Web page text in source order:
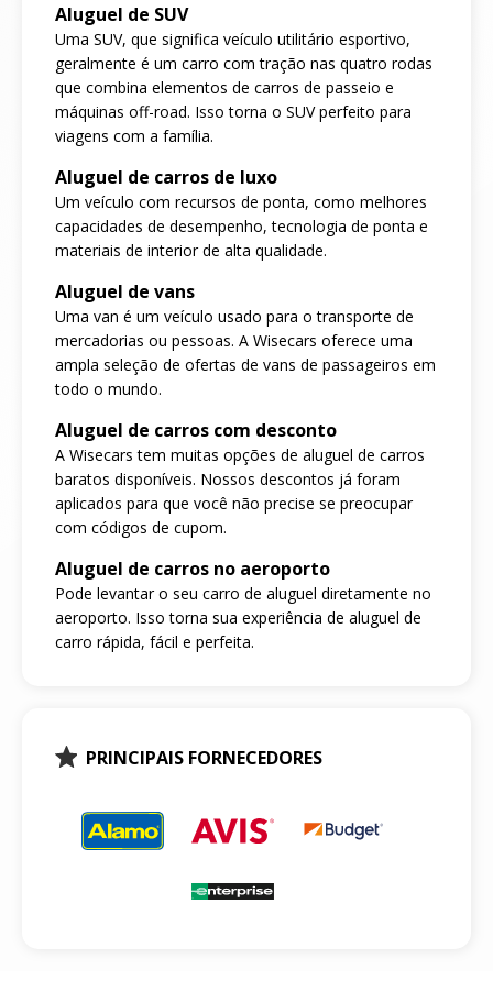
Aluguel de SUV
Uma SUV, que significa veículo utilitário esportivo,
geralmente é um carro com tração nas quatro rodas
que combina elementos de carros de passeio e
máquinas off-road. Isso torna o SUV perfeito para
viagens com a família.
Aluguel de carros de luxo
Um veículo com recursos de ponta, como melhores
capacidades de desempenho, tecnologia de ponta e
materiais de interior de alta qualidade.
Aluguel de vans
Uma van é um veículo usado para o transporte de
mercadorias ou pessoas. A Wisecars oferece uma
ampla seleção de ofertas de vans de passageiros em
todo o mundo.
Aluguel de carros com desconto
A Wisecars tem muitas opções de aluguel de carros
baratos disponíveis. Nossos descontos já foram
aplicados para que você não precise se preocupar
com códigos de cupom.
Aluguel de carros no aeroporto
Pode levantar o seu carro de aluguel diretamente no
aeroporto. Isso torna sua experiência de aluguel de
carro rápida, fácil e perfeita.
PRINCIPAIS FORNECEDORES